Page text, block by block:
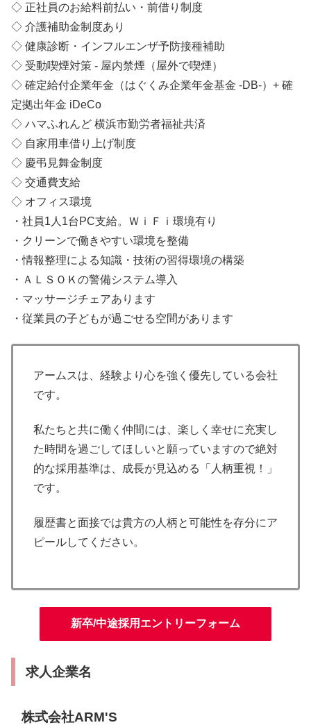
◇ 正社員のお給料前払い・前借り制度
◇ 介護補助金制度あり
◇ 健康診断・インフルエンザ予防接種補助
◇ 受動喫煙対策 - 屋内禁煙（屋外で喫煙）
◇ 確定給付企業年金（はぐくみ企業年金基金 -DB-）+ 確
定拠出年金 iDeCo
◇ ハマふれんど 横浜市勤労者福祉共済
◇ 自家用車借り上げ制度
◇ 慶弔見舞金制度
◇ 交通費支給
◇ オフィス環境
・社員1人1台PC支給。ＷｉＦｉ環境有り
・クリーンで働きやすい環境を整備
・情報整理による知識・技術の習得環境の構築
・ＡＬＳＯＫの警備システム導入
・マッサージチェアあります
・従業員の子どもが過ごせる空間があります
アームスは、経験より心を強く優先している会社
です。
私たちと共に働く仲間には、楽しく幸せに充実し
た時間を過ごしてほしいと願っていますので絶対
的な採用基準は、成長が見込める「人柄重視！」
です。
履歴書と面接では貴方の人柄と可能性を存分にア
ピールしてください。
新卒/中途採用エントリーフォーム
求人企業名
株式会社ARM'S